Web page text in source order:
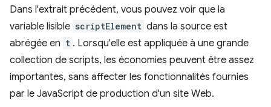
Dans l'extrait précédent, vous pouvez voir que la
variable lisible scriptElement dans la source est
abrégée en t . Lorsqu'elle est appliquée à une grande
collection de scripts, les économies peuvent être assez
importantes, sans affecter les fonctionnalités fournies
par le JavaScript de production d'un site Web.